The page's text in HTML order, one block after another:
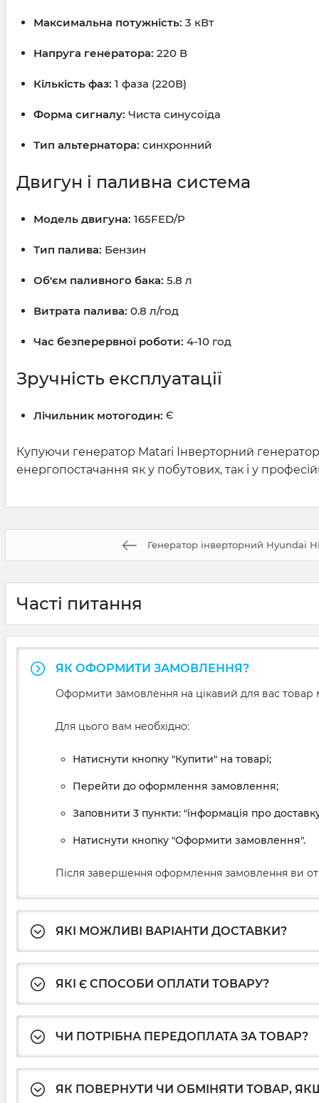
Максимальна потужність: 3 кВт
Напруга генератора: 220 В
Кількість фаз: 1 фаза (220В)
Форма сигналу: Чиста синусоїда
Тип альтернатора: синхронний
Двигун і паливна система
Модель двигуна: 165FED/P
Тип палива: Бензин
Об'єм паливного бака: 5.8 л
Витрата палива: 0.8 л/год
Час безперервної роботи: 4-10 год
Зручність експлуатації
Лічильник мотогодин: Є
Купуючи генератор Matari Інверторний
енергопостачання як у побутових, так і у
Генератор інверторний Hyundai
Часті питання
ЯК ОФОРМИТИ ЗАМОВЛЕННЯ?
Оформити замовлення на цікавий для вас товар
Для цього вам необхідно:
Натиснути кнопку "Купити" на товарі;
Перейти до оформлення замовлення;
Заповнити 3 пункти: "інформація про
Натиснути кнопку "Оформити замовлення".
Після завершення оформлення замовлення ви
ЯКІ МОЖЛИВІ ВАРІАНТИ ДОСТАВКИ?
ЯКІ Є СПОСОБИ ОПЛАТИ ТОВАРУ?
ЧИ ПОТРІБНА ПЕРЕДОПЛАТА ЗА ТОВАР?
ЯК ПОВЕРНУТИ ЧИ ОБМІНЯТИ ТОВАР,